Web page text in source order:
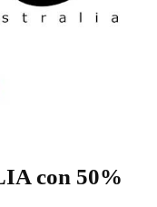
con 50%